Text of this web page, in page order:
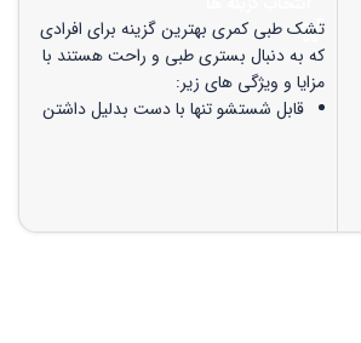
تشک طبی کمری بهترین گزینه برای افرادی
که به دنبال بستری طبی و راحت هستند با
مزایا و ویژگی های زیر:
قابل شستشو تنها با دست بدلیل داشتن
لایه پلی استر هالو سوپر سیلیکونی با